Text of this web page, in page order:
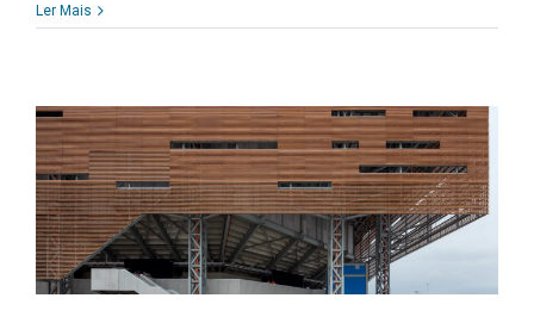
Ler Mais